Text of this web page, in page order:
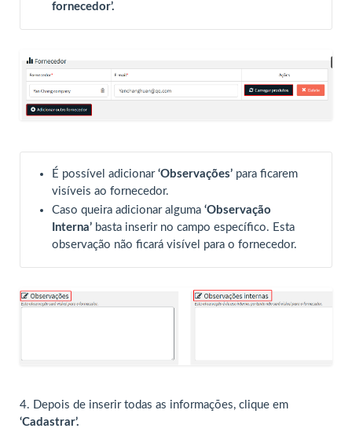
fornecedor’.
É possível adicionar ‘Observações’ para ficarem
visíveis ao fornecedor.
Caso queira adicionar alguma ‘Observação
Interna’ basta inserir no campo específico. Esta
observação não ficará visível para o fornecedor.
4. Depois de inserir todas as informações, clique em
‘Cadastrar’.